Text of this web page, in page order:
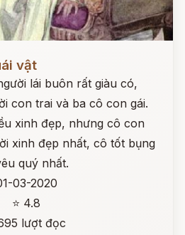
vật
lái buôn rất giàu có,
con trai và ba cô con gái.
xinh đẹp, nhưng cô con
xinh đẹp nhất, cô tốt bụng
quý nhất.
03-2020
⭐ 4.8
lượt đọc